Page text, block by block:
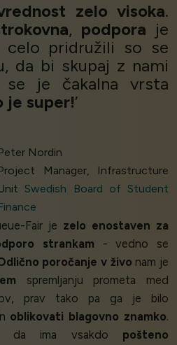
zelo visoka.
, podpora je
celo pridružili so se
da bi skupaj z nami
se je čakalna vrsta
je super!’
Nordin
Manager, Infrastructure
Swedish Board of Student
Fair je zelo enostaven za
strankam - vedno se
poročanje v živo nam je
spremljanju prometa med
prav tako pa ga je bilo
oblikovati blagovno znamko.
da ima vsakdo pošteno